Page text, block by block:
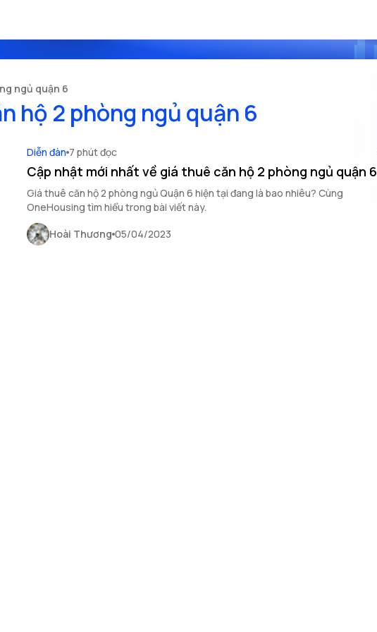
ngủ quận 6
hộ 2 phòng ngủ quận 6
Diễn đàn 7 phút đọc
Cập nhật mới nhất về giá thuê căn hộ 2 phòng ngủ quận 6
Giá thuê căn hộ 2 phòng ngủ Quận 6 hiện tại đang là bao nhiêu? Cùng
OneHousing tìm hiểu trong bài viết này.
Hoài Thương 05/04/2023